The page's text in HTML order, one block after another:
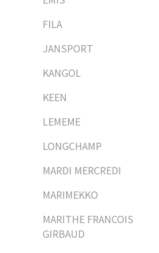
FILA
JANSPORT
KANGOL
KEEN
LEMEME
LONGCHAMP
MARDI MERCREDI
MARIMEKKO
MARITHE FRANCOIS
GIRBAUD